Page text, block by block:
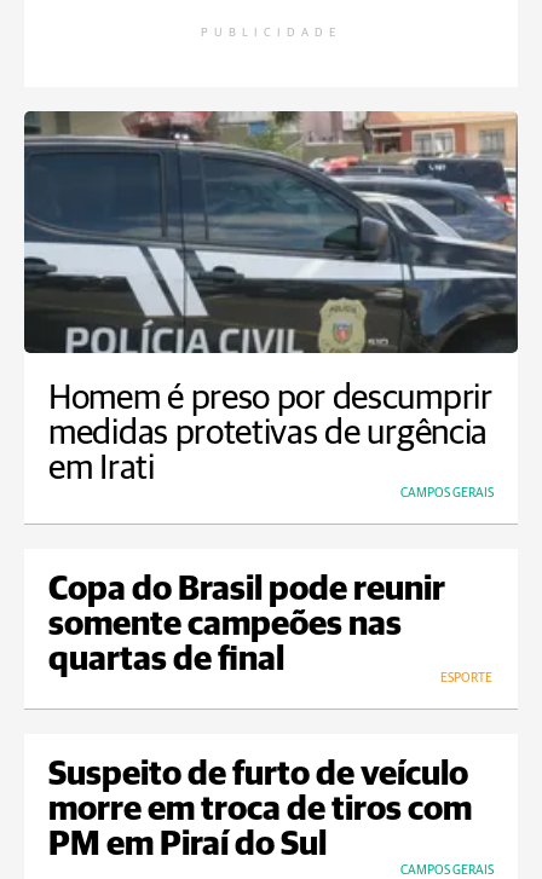
PUBLICIDADE
Homem é preso por descumprir
medidas protetivas de urgência
em Irati
CAMPOS GERAIS
Copa do Brasil pode reunir
somente campeões nas
quartas de final
ESPORTE
Suspeito de furto de veículo
morre em troca de tiros com
PM em Piraí do Sul
CAMPOS GERAIS